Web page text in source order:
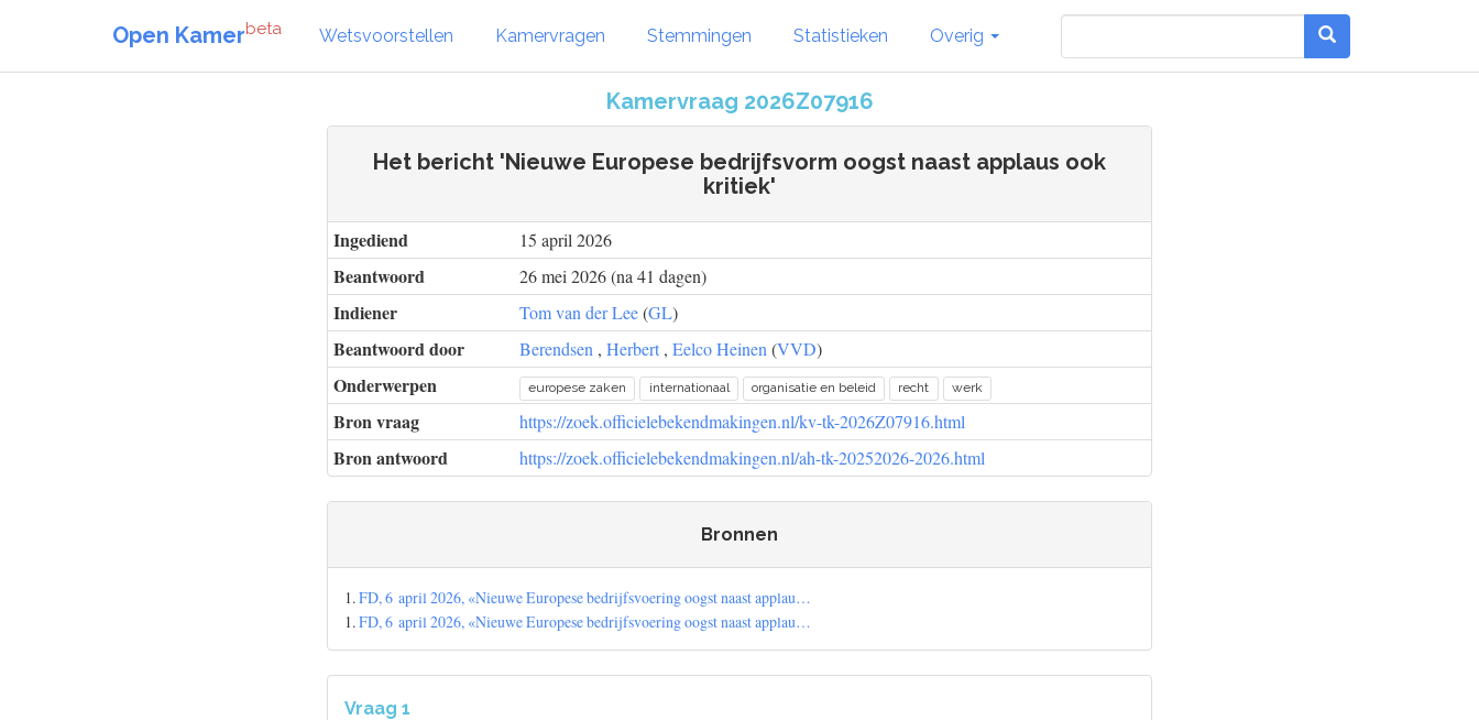
Open Kamerbeta Wetsvoorstellen Kamervragen Stemmingen Statistieken Overig
Kamervraag 2026Z07916
Het bericht 'Nieuwe Europese bedrijfsvorm oogst naast applaus ook
kritiek'
Ingediend 15 april 2026
Beantwoord 26 mei 2026 (na 41 dagen)
Indiener Tom van der Lee(GL)
Beantwoord door Berendsen , Herbert , Eelco Heinen (VVD)
Onderwerpen europese zaken internationaal organisatie en beleid recht werk
Bron vraag https://zoek.officielebekendmakingen.nl/kv-tk-2026Z07916.html
Bron antwoord https://zoek.officielebekendmakingen.nl/ah-tk-20252026-2026.html
Bronnen
1.FD, 6 april 2026, «Nieuwe Europese bedrijfsvoering oogst naast applau…
1.FD, 6 april 2026, «Nieuwe Europese bedrijfsvoering oogst naast applau…
Vraag 1